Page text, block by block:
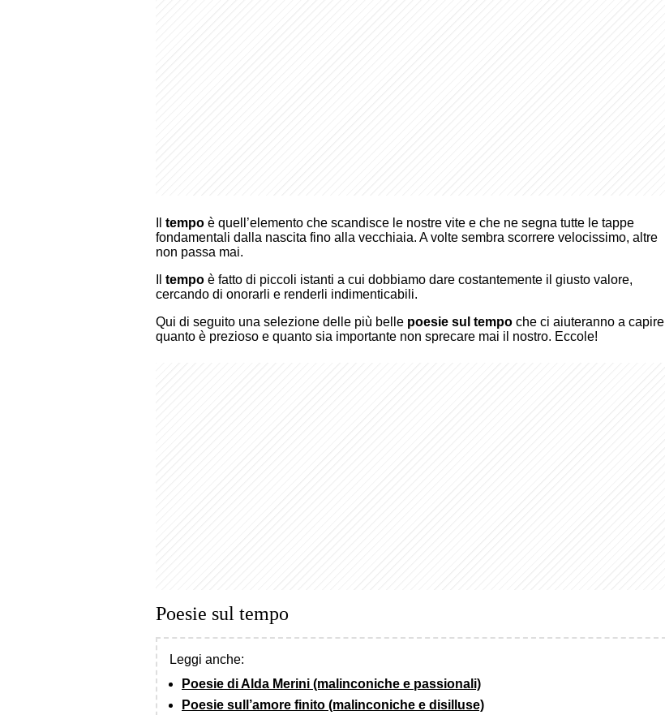
tempo è quell’elemento che scandisce le nostre vite e che ne segna tutte le tappe
fondamentali dalla nascita fino alla vecchiaia. A volte sembra scorrere velocissimo, altre
non passa mai.
tempo è fatto di piccoli istanti a cui dobbiamo dare costantemente il giusto valore,
cercando di onorarli e renderli indimenticabili.
Qui di seguito una selezione delle più belle poesie sul tempo che ci aiuteranno a capire
quanto è prezioso e quanto sia importante non sprecare mai il nostro. Eccole!
Poesie sul tempo
Leggi anche:
Poesie di Alda Merini (malinconiche e passionali)
Poesie sull’amore finito (malinconiche e disilluse)